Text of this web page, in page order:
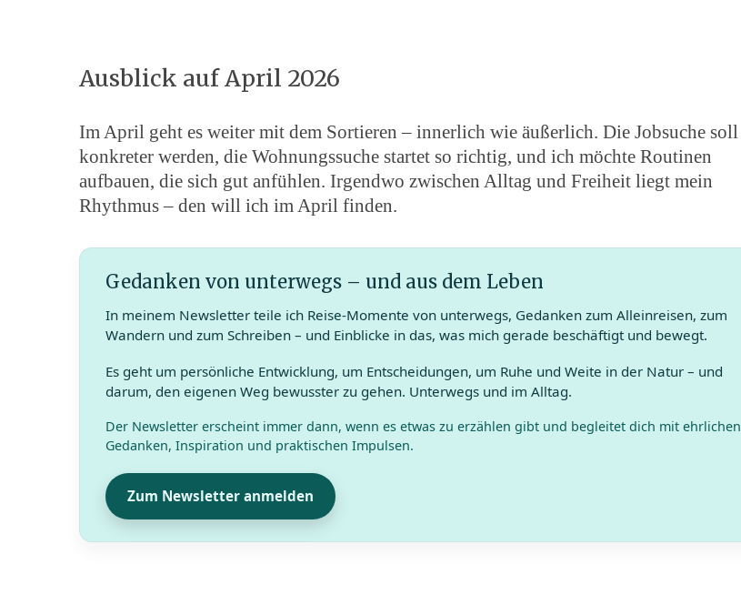
Ausblick auf April 2026
Im April geht es weiter mit dem Sortieren – innerlich wie äußerlich. Die Jobsuche soll
konkreter werden, die Wohnungssuche startet so richtig, und ich möchte Routinen
aufbauen, die sich gut anfühlen. Irgendwo zwischen Alltag und Freiheit liegt mein
Rhythmus – den will ich im April finden.
Gedanken von unterwegs – und aus dem Leben
In meinem Newsletter teile ich Reise-Momente von unterwegs, Gedanken zum Alleinreisen, zum
Wandern und zum Schreiben – und Einblicke in das, was mich gerade beschäftigt und bewegt.
Es geht um persönliche Entwicklung, um Entscheidungen, um Ruhe und Weite in der Natur – und
darum, den eigenen Weg bewusster zu gehen. Unterwegs und im Alltag.
Der Newsletter erscheint immer dann, wenn es etwas zu erzählen gibt und begleitet dich mit ehrlichen
Gedanken, Inspiration und praktischen Impulsen.
Zum Newsletter anmelden